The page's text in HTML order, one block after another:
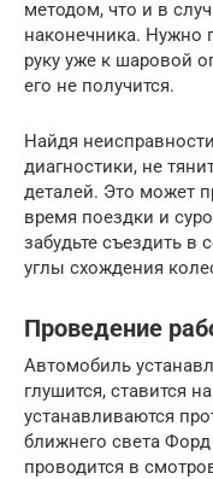
методом, что и в
наконечника. Нужно
руку уже к шаровой
его не получится.
Найдя
диагностики, не
деталей. Это может
время поездки и
забудьте съездить в
углы схождения
Проведение
Автомобиль
глушится, ставится
устанавливаются
ближнего света
проводится в